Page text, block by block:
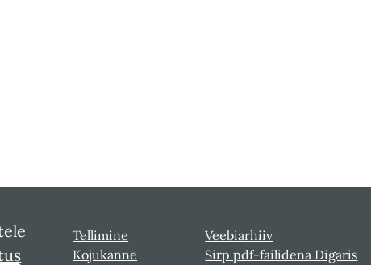
Tellimine
Kojukanne
Veebiarhiiv
Sirp pdf-failidena Digaris